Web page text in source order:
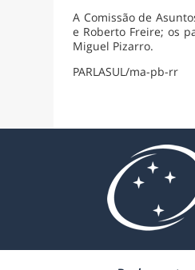
A Comissão de
e Roberto Freire; os
Miguel Pizarro.
PARLASUL/ma-pb-rr